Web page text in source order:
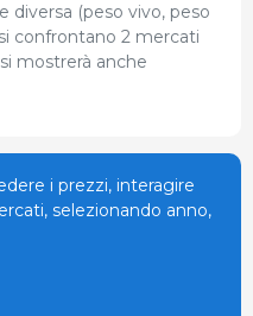
diversa (peso vivo, peso
confrontano 2 mercati
mostrerà anche
i prezzi, interagire
selezionando anno,